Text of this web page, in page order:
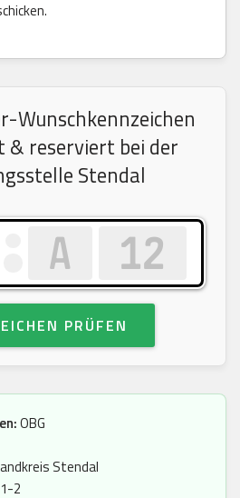
Wunschkennzeichen
reserviert bei der
Stendal
PRÜFEN
OBG
Stendal
2